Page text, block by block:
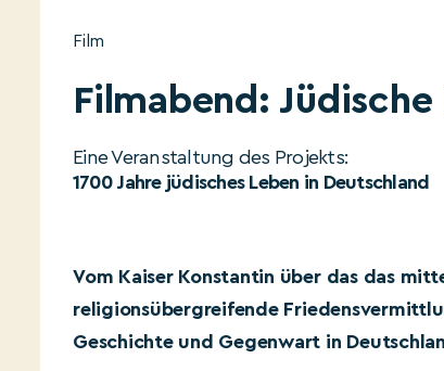
Film
Filmabend:
Eine Veranstaltung des Projekts:
1700 Jahre jüdisches Leben in Deutschland
Vom Kaiser Konstantin über das das
religionsübergreifende
Geschichte und Gegenwart in